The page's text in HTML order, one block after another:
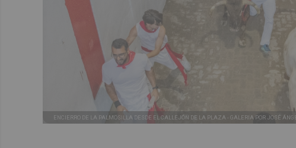
ENCIERRO DE LA PALMOSILLA DESDE EL CALLEJÓN DE LA PLAZA - GALERIA POR JOSÉ